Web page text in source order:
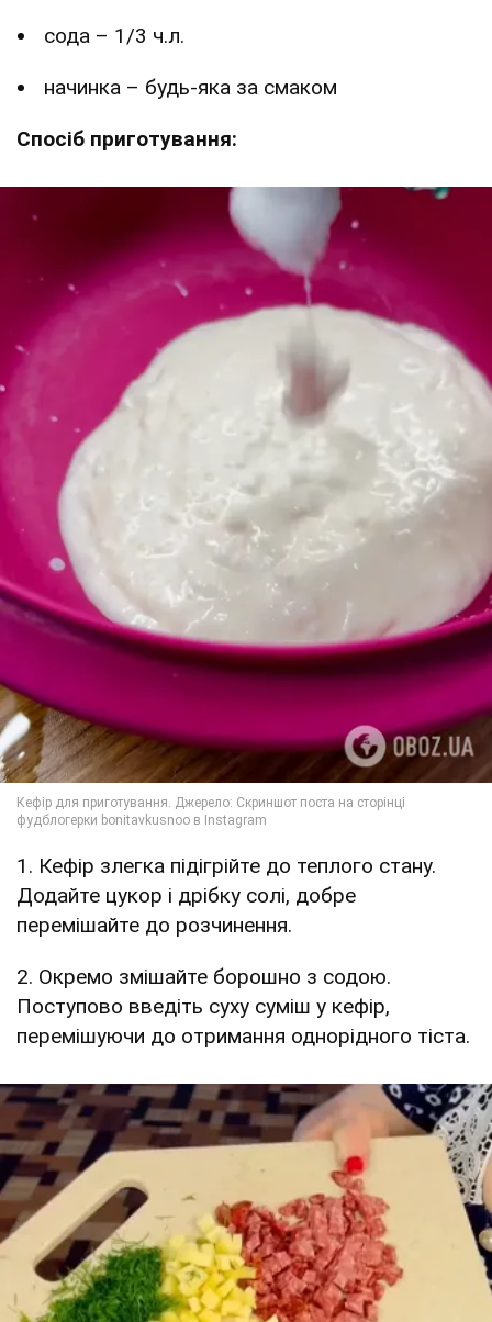
сода – 1/3 ч.л.
начинка – будь-яка за смаком
Спосіб приготування:
1. Кефір злегка підігрійте до теплого стану.
Додайте цукор і дрібку солі, добре
перемішайте до розчинення.
2. Окремо змішайте борошно з содою.
Поступово введіть суху суміш у кефір,
перемішуючи до отримання однорідного тіста.